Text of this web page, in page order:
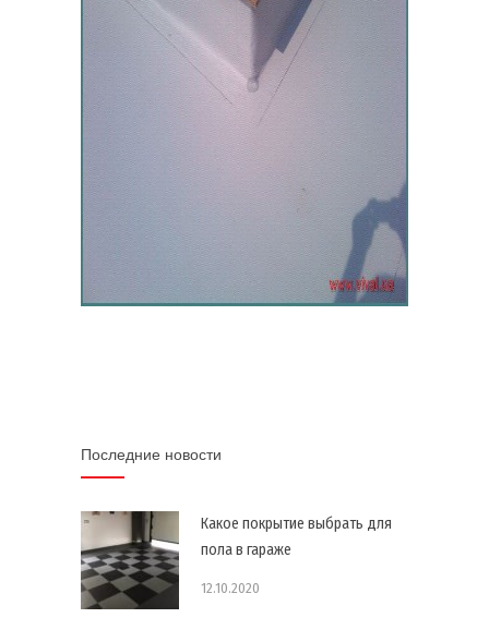
Последние новости
Какое покрытие выбрать для
пола в гараже
12.10.2020